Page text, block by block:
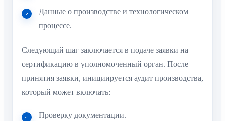
Данные о производстве и технологическом
процессе.
Следующий шаг заключается в подаче заявки на
сертификацию в уполномоченный орган. После
принятия заявки, инициируется аудит производства,
который может включать:
Проверку документации.